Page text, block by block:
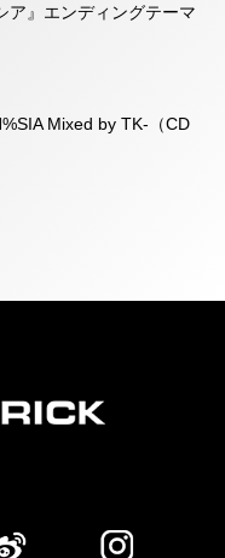
ア』エンディングテーマ
Mixed by TK-（CD